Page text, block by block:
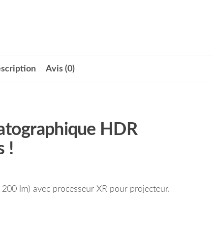
Avis (0)
HDR
!
lm) avec processeur XR pour projecteur.